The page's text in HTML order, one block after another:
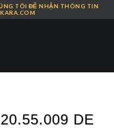
TÔI ĐỂ NHẬN THÔNG TIN
DE